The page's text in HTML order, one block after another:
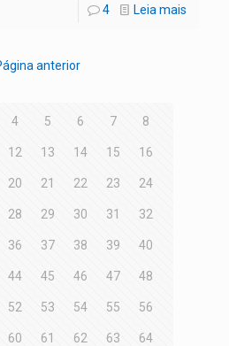
4 Leia mais
anterior
4 5 6 7 8
12 13 14 15 16
20 21 22 23 24
28 29 30 31 32
36 37 38 39 40
44 45 46 47 48
52 53 54 55 56
60 61 62 63 64